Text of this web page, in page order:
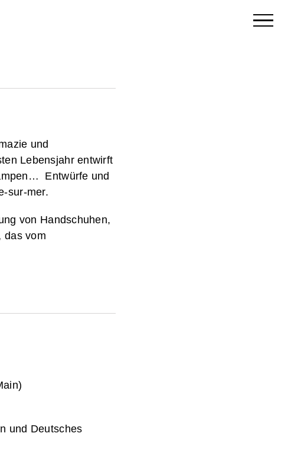
und
Lebensjahr entwirft
Entwürfe und
sur-mer.
von Handschuhen,
das vom
und Deutsches